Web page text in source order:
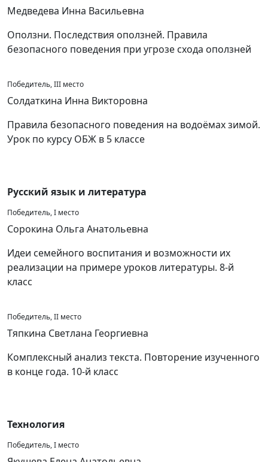
Медведева Инна Васильевна
Оползни. Последствия оползней. Правила
безопасного поведения при угрозе схода оползней
Победитель, III место
Солдаткина Инна Викторовна
Правила безопасного поведения на водоёмах зимой.
Урок по курсу ОБЖ в 5 классе
Русский язык и литература
Победитель, I место
Сорокина Ольга Анатольевна
Идеи семейного воспитания и возможности их
реализации на примере уроков литературы. 8-й
класс
Победитель, II место
Тяпкина Светлана Георгиевна
Комплексный анализ текста. Повторение изученного
в конце года. 10-й класс
Технология
Победитель, I место